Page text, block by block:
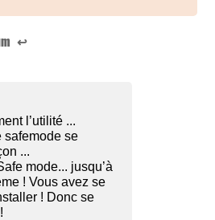
↩
l’utilité ...
safemode se
...
mode... jusqu’à
! Vous avez se
! Donc se